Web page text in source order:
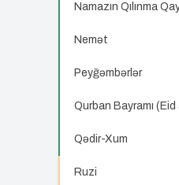
Namazın Qılınma
Nemət
Peyğəmbərlər
Qurban Bayramı
Qədir-Xum
Ruzi